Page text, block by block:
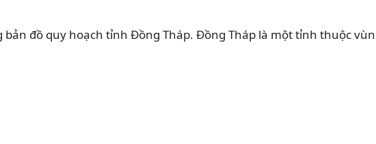
đồ quy hoạch tỉnh Đồng Tháp. Đồng Tháp là một tỉnh thuộc